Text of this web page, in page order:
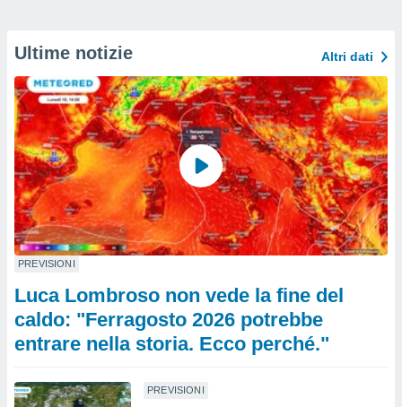
Ultime notizie Altri dati
PREVISIONI
Luca Lombroso non vede la fine del
caldo: "Ferragosto 2026 potrebbe
entrare nella storia. Ecco perché."
PREVISIONI